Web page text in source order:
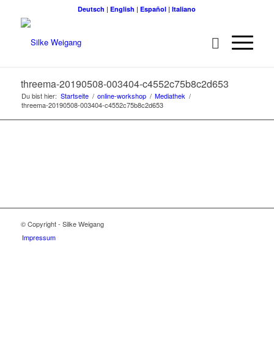
Deutsch |English |Español |Italiano
threema-20190508-003404-c4552c75b8c2d653
Du bist hier: Startseite / online-workshop / Mediathek /
threema-20190508-003404-c4552c75b8c2d653
© Copyright - Silke Weigang
Impressum